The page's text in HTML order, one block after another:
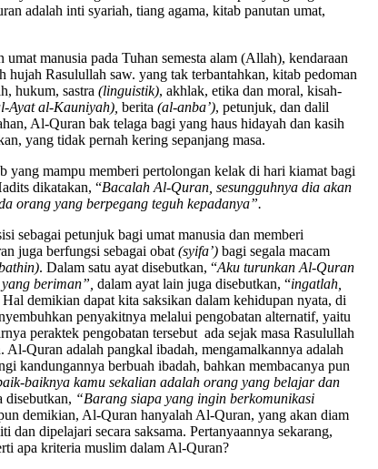
adalah inti syariah, tiang agama, kitab panutan umat,
manusia pada Tuhan semesta alam (Allah), kendaraan
Rasulullah saw. yang tak terbantahkan, kitab pedoman
hukum, sastra (linguistik), akhlak, etika dan moral, kisah-
Ayat al-Kauniyah), berita (al-anba’), petunjuk, dan dalil
Al-Quran bak telaga bagi yang haus hidayah dan kasih
yang tidak pernah kering sepanjang masa.
yang mampu memberi pertolongan kelak di hari kiamat bagi
dikatakan, “Bacalah Al-Quran, sesungguhnya dia akan
orang yang berpegang teguh kepadanya”.
sebagai petunjuk bagi umat manusia dan memberi
juga berfungsi sebagai obat (syifa’) bagi segala macam
. Dalam satu ayat disebutkan, “Aku turunkan Al-Quran
beriman”, dalam ayat lain juga disebutkan, “ingatlah,
Hal demikian dapat kita saksikan dalam kehidupan nyata, di
penyakitnya melalui pengobatan alternatif, yaitu
peraktek pengobatan tersebut ada sejak masa Rasulullah
Al-Quran adalah pangkal ibadah, mengamalkannya adalah
kandungannya berbuah ibadah, bahkan membacanya pun
baiknya kamu sekalian adalah orang yang belajar dan
disebutkan, “Barang siapa yang ingin berkomunikasi
demikian, Al-Quran hanyalah Al-Quran, yang akan diam
dipelajari secara saksama. Pertanyaannya sekarang,
apa kriteria muslim dalam Al-Quran?